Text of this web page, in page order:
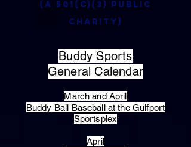
(a 501(c)(3) public
charity)
Buddy Sports
General Calendar
March and April
Buddy Ball Baseball at the Gulfport
Sportsplex
April